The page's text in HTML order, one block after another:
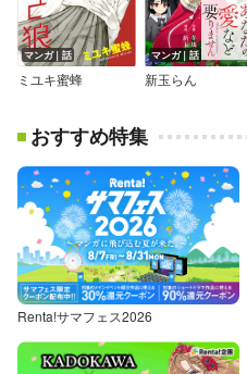
マンガ｜話
ミユキ蜜蜂
マンガ｜話
新玉らん
おすすめ特集
Renta!サマフェス2026